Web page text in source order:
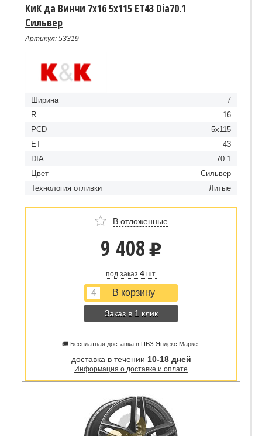
КиК да Винчи 7x16 5x115 ET43 Dia70.1
Сильвер
Артикул: 53319
Ширина
7
R
16
PCD
5x115
ET
43
DIA
70.1
Цвет
Сильвер
Технология отливки
Литые
В отложенные
9 408 u
под заказ 4шт.
Заказ в 1 клик
🚚 Бесплатная доставка в ПВЗ Яндекс Маркет
доставка в течении 10-18 дней
Информация о доставке и оплате